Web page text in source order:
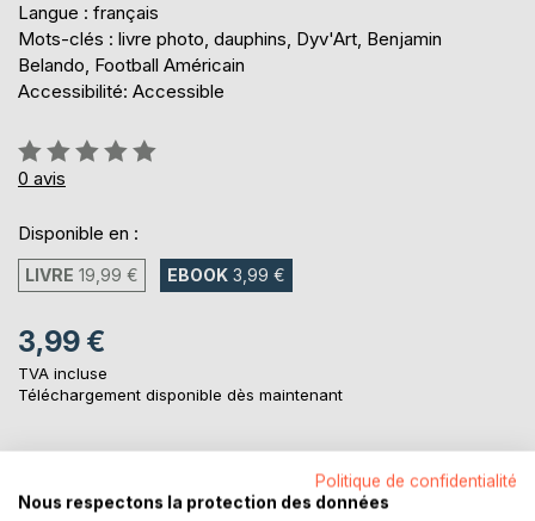
Langue : français
Mots-clés : livre photo, dauphins, Dyv'Art, Benjamin
Belando, Football Américain
Accessibilité: Accessible
Évaluation:
0%
0 avis
Disponible en :
LIVRE 19,99 € EBOOK 3,99 €
3,99 €
TVA incluse
Téléchargement disponible dès maintenant
AJOUTER AU PANIERPolitique de confidentialité
Nous respectons la protection des données